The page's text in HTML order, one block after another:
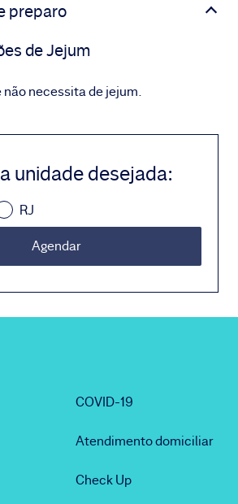
preparo
de Jejum
não necessita de jejum.
unidade desejada:
RJ
Agendar
COVID-19
Atendimento domiciliar
Check Up